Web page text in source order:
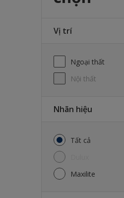
Vị trí
Ngoại thất
Nội thất
Nhãn hiệu
Tất cả
Maxilite